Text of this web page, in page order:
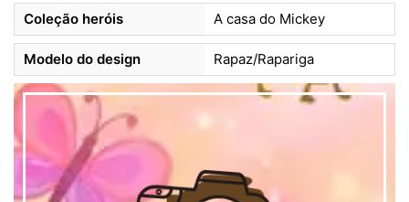
Coleção heróis A casa do Mickey
Modelo do design Rapaz/Rapariga